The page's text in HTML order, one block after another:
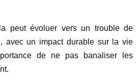
peut évoluer vers un trouble de
avec un impact durable sur la vie
de ne pas banaliser les